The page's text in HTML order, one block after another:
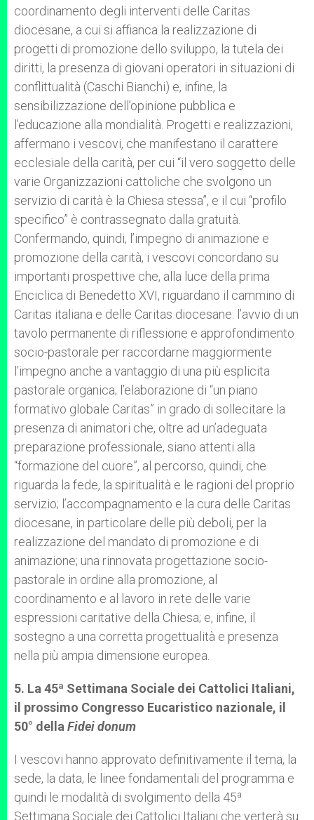
coordinamento degli interventi delle Caritas
diocesane, a cui si affianca la realizzazione di
progetti di promozione dello sviluppo, la tutela dei
diritti, la presenza di giovani operatori in situazioni di
conflittualità (Caschi Bianchi) e, infine, la
sensibilizzazione dell’opinione pubblica e
l’educazione alla mondialità. Progetti e realizzazioni,
affermano i vescovi, che manifestano il carattere
ecclesiale della carità, per cui “il vero soggetto delle
varie Organizzazioni cattoliche che svolgono un
servizio di carità è la Chiesa stessa”, e il cui “profilo
specifico” è contrassegnato dalla gratuità.
Confermando, quindi, l’impegno di animazione e
promozione della carità, i vescovi concordano su
importanti prospettive che, alla luce della prima
Enciclica di Benedetto XVI, riguardano il cammino di
Caritas italiana e delle Caritas diocesane: l’avvio di un
tavolo permanente di riflessione e approfondimento
socio-pastorale per raccordarne maggiormente
l’impegno anche a vantaggio di una più esplicita
pastorale organica; l’elaborazione di “un piano
formativo globale Caritas” in grado di sollecitare la
presenza di animatori che, oltre ad un’adeguata
preparazione professionale, siano attenti alla
“formazione del cuore”, al percorso, quindi, che
riguarda la fede, la spiritualità e le ragioni del proprio
servizio; l’accompagnamento e la cura delle Caritas
diocesane, in particolare delle più deboli, per la
realizzazione del mandato di promozione e di
animazione; una rinnovata progettazione socio-
pastorale in ordine alla promozione, al
coordinamento e al lavoro in rete delle varie
espressioni caritative della Chiesa; e, infine, il
sostegno a una corretta progettualità e presenza
nella più ampia dimensione europea.
5. La 45ª Settimana Sociale dei Cattolici Italiani,
il prossimo Congresso Eucaristico nazionale, il
50° della Fidei donum
I vescovi hanno approvato definitivamente il tema, la
sede, la data, le linee fondamentali del programma e
quindi le modalità di svolgimento della 45ª
Settimana Sociale dei Cattolici Italiani che verterà su